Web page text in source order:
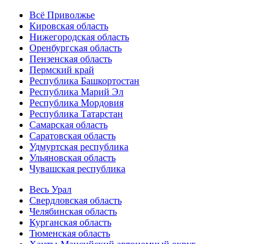
Всё Приволжье
Кировская область
Нижегородская область
Оренбургская область
Пензенская область
Пермский край
Республика Башкортостан
Республика Марий Эл
Республика Мордовия
Республика Татарстан
Самарская область
Саратовская область
Удмуртская республика
Ульяновская область
Чувашская республика
Весь Урал
Свердловская область
Челябинская область
Курганская область
Тюменская область